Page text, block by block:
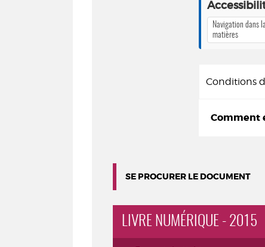
Navigation dans
matières
Conditions
Comment
SE PROCURER LE DOCUMENT
LIVRE NUMÉRIQUE - 2015